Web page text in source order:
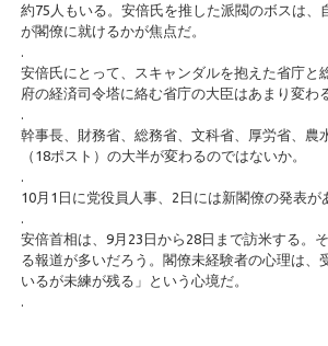
約75人もいる。安倍氏を推した派閥のボスは、
が閣僚に就けるかが焦点だ。
.
安倍氏にとって、スキャンダルを抱えた省庁と
府の経済司令塔に絡む省庁の大臣はあまり変わ
.
幹事長、財務省、総務省、文科省、厚労省、農
（18ポスト）の大半が変わるのではないか。
.
10月1日に党役員人事、2日には新閣僚の発表が
.
安倍首相は、9月23日から28日まで訪米する。
る報道が多いだろう。閣僚未経験者の心理は、
いるが未練が残る」という心境だ。
.